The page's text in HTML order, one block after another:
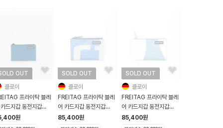
OUT
클로이
프라이탁 블레
드지갑 동전지갑
Blair 블루
원
SOLD OUT
클로이
FREITAG 프라이탁 블레
어 카드지갑 동전지갑
F05 Blair 블루 화이트
85,400원
SOLD OUT
클로이
FREITAG 프라이탁 블레
어 카드지갑 동전지갑
F05 Blair 베이비블루 화
이트
85,400원